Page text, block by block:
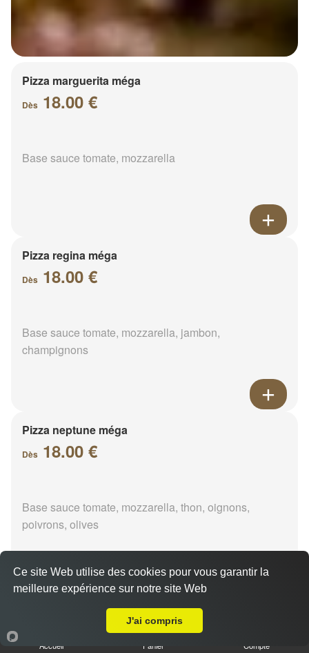
Pizza marguerita méga
Dès 18.00 €
Base sauce tomate, mozzarella
Pizza regina méga
Dès 18.00 €
Base sauce tomate, mozzarella, jambon,
champignons
Pizza neptune méga
Dès 18.00 €
Base sauce tomate, mozzarella, thon, oignons,
poivrons, olives
Pizza napolitaine méga
Accueil Panier Compte
Ce site Web utilise des cookies pour vous garantir la
meilleure expérience sur notre site Web
J'ai compris